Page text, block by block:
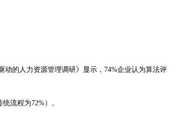
的人力资源管理调研》显示，74%企业认为算法评
流程为72%）。